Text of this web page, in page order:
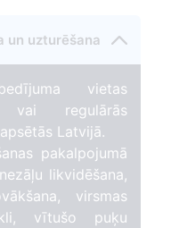
un uzturēšana
vietas
vai regulārās
Latvijā.
pakalpojumā
likvidēšana,
virsmas
vītušo puķu